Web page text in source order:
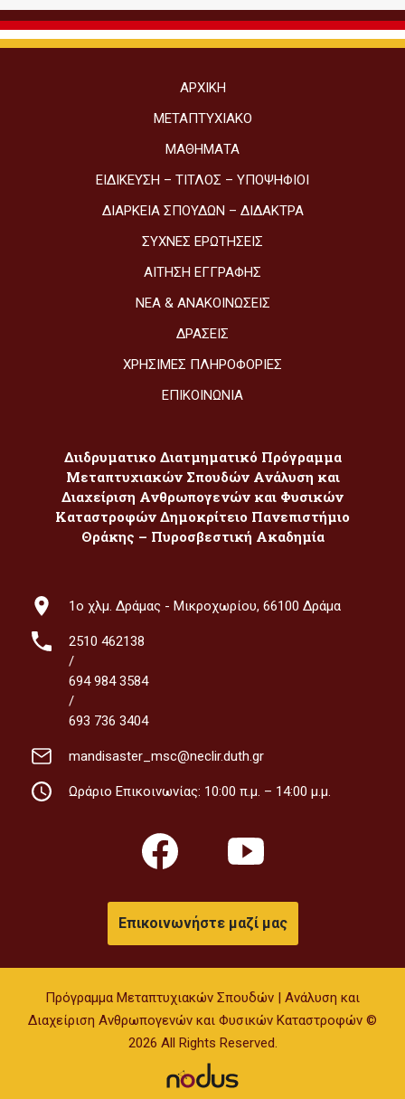
ΑΡΧΙΚΉ
ΜΕΤΑΠΤΥΧΙΑΚΌ
ΜΑΘΉΜΑΤΑ
ΕΙΔΊΚΕΥΣΗ – ΤΊΤΛΟΣ – ΥΠΟΨΉΦΙΟΙ
ΔΙΆΡΚΕΙΑ ΣΠΟΥΔΏΝ – ΔΊΔΑΚΤΡΑ
ΣΥΧΝΈΣ ΕΡΩΤΉΣΕΙΣ
ΑΊΤΗΣΗ ΕΓΓΡΑΦΉΣ
ΝΈΑ & ΑΝΑΚΟΙΝΏΣΕΙΣ
ΔΡΆΣΕΙΣ
ΧΡΉΣΙΜΕΣ ΠΛΗΡΟΦΟΡΊΕΣ
ΕΠΙΚΟΙΝΩΝΊΑ
Διιδρυματικο Διατμηματικό Πρόγραμμα
Μεταπτυχιακών Σπουδών Ανάλυση και
Διαχείριση Ανθρωπογενών και Φυσικών
Καταστροφών Δημοκρίτειο Πανεπιστήμιο
Θράκης – Πυροσβεστική Ακαδημία
1ο χλμ. Δράμας - Μικροχωρίου, 66100 Δράμα
2510 462138
/
694 984 3584
/
693 736 3404
mandisaster_msc@neclir.duth.gr
Ωράριο Επικοινωνίας: 10:00 π.μ. – 14:00 μ.μ.
Επικοινωνήστε μαζί μας
Πρόγραμμα Μεταπτυχιακών Σπουδών | Ανάλυση και
Διαχείριση Ανθρωπογενών και Φυσικών Καταστροφών ©
2026 All Rights Reserved.